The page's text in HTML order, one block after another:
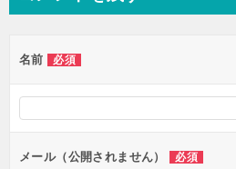
ビ
ー
シ
ン
名前 必須
メール（公開されません） 必須